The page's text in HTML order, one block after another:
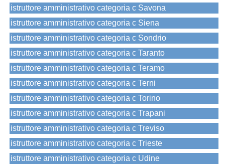
istruttore amministrativo categoria c Savona
istruttore amministrativo categoria c Siena
istruttore amministrativo categoria c Sondrio
istruttore amministrativo categoria c Taranto
istruttore amministrativo categoria c Teramo
istruttore amministrativo categoria c Terni
istruttore amministrativo categoria c Torino
istruttore amministrativo categoria c Trapani
istruttore amministrativo categoria c Treviso
istruttore amministrativo categoria c Trieste
istruttore amministrativo categoria c Udine